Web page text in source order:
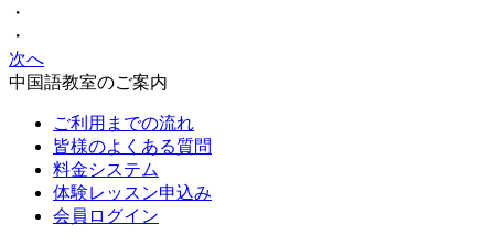
・
・
次へ
中国語教室のご案内
ご利用までの流れ
皆様のよくある質問
料金システム
体験レッスン申込み
会員ログイン